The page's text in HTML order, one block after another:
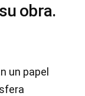
obra.
un papel